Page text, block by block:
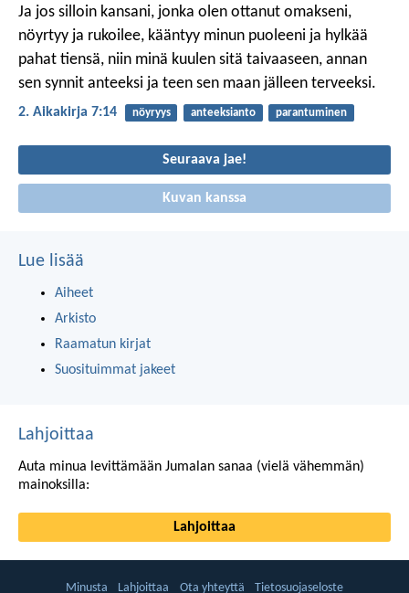
Ja jos silloin kansani, jonka olen ottanut omakseni,
nöyrtyy ja rukoilee, kääntyy minun puoleeni ja hylkää
pahat tiensä, niin minä kuulen sitä taivaaseen, annan
sen synnit anteeksi ja teen sen maan jälleen terveeksi.
2. Aikakirja 7:14 nöyryys anteeksianto parantuminen
Seuraava jae!
Kuvan kanssa
Lue lisää
Aiheet
Arkisto
Raamatun kirjat
Suosituimmat jakeet
Lahjoittaa
Auta minua levittämään Jumalan sanaa (vielä vähemmän)
mainoksilla:
Lahjoittaa
Minusta Lahjoittaa Ota yhteyttä Tietosuojaseloste